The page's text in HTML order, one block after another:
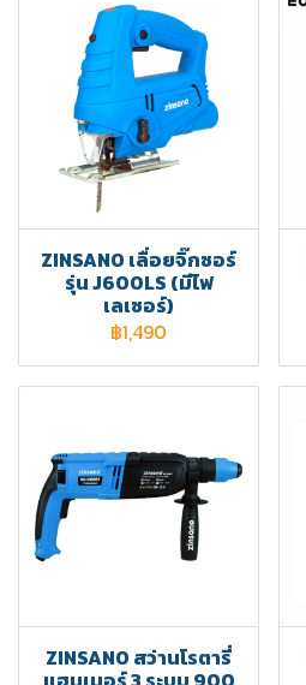
ZINSANO เลื่อยจิ๊กซอร์
รุ่น J600LS (มีไฟ
เลเซอร์)
฿1,490
ZINSANO สว่านโรตารี่